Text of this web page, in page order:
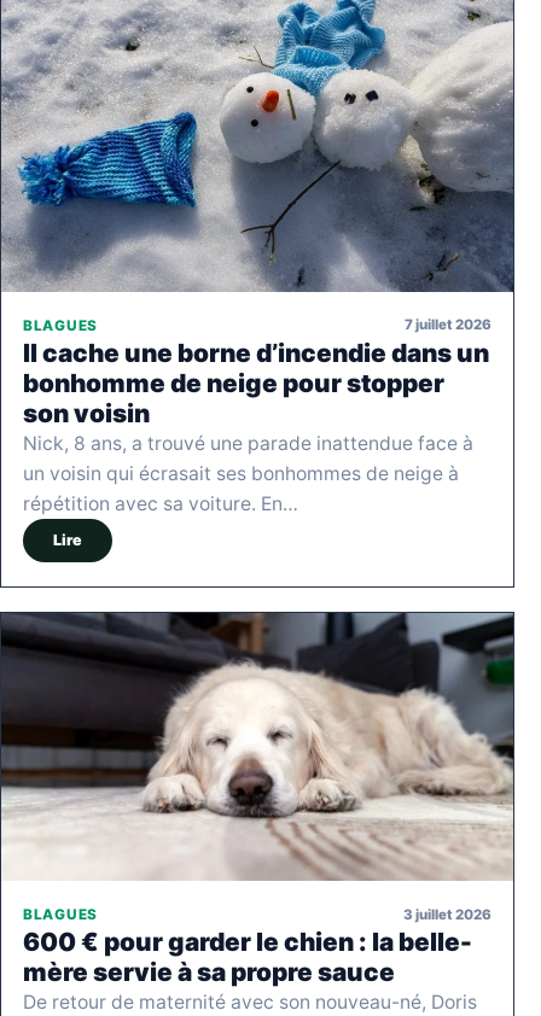
BLAGUES 7 juillet 2026
Il cache une borne d’incendie dans un
bonhomme de neige pour stopper
son voisin
Nick, 8 ans, a trouvé une parade inattendue face à
un voisin qui écrasait ses bonhommes de neige à
répétition avec sa voiture. En…
Lire
BLAGUES 3 juillet 2026
600 € pour garder le chien : la belle-
mère servie à sa propre sauce
De retour de maternité avec son nouveau-né, Doris